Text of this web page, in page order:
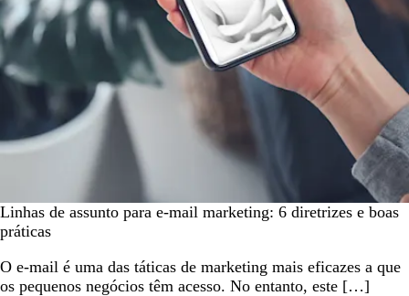
Linhas de assunto para e-mail marketing: 6 diretrizes e boas
práticas
O e-mail é uma das táticas de marketing mais eficazes a que
os pequenos negócios têm acesso. No entanto, este […]